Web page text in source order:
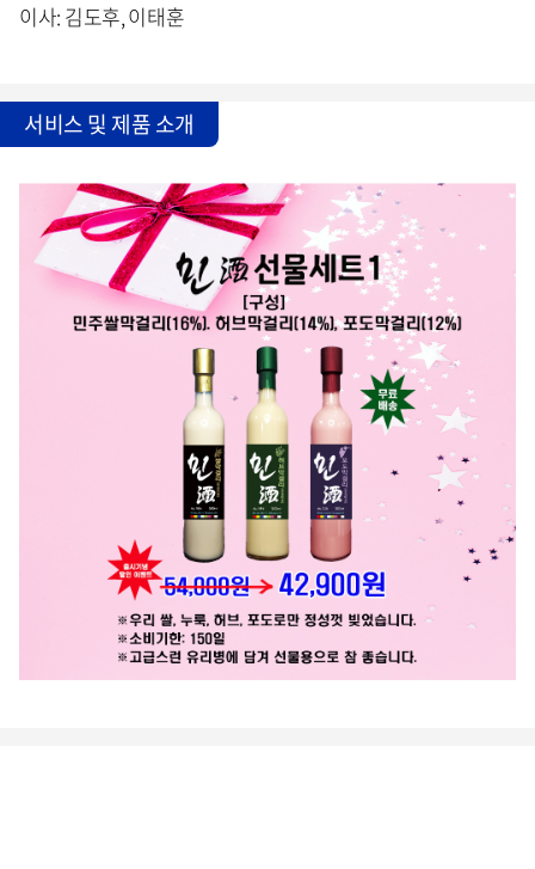
이사: 김도후, 이태훈
서비스 및 제품 소개